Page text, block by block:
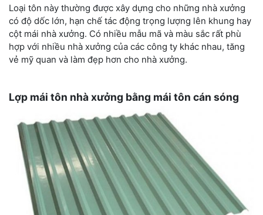
Loại tôn này thường được xây dựng cho những nhà xưởng
có độ dốc lớn, hạn chế tác động trọng lượng lên khung hay
cột mái nhà xưởng. Có nhiều mẫu mã và màu sắc rất phù
hợp với nhiều nhà xưởng của các công ty khác nhau, tăng
vẻ mỹ quan và làm đẹp hơn cho nhà xưởng.
Lợp mái tôn nhà xưởng bằng mái tôn cán sóng